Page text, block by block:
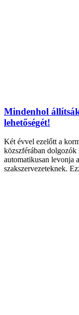
Mindenhol
lehetőségét!
Két évvel ezelőtt a
közszférában dolgozók
automatikusan levonja
szakszervezeteknek.